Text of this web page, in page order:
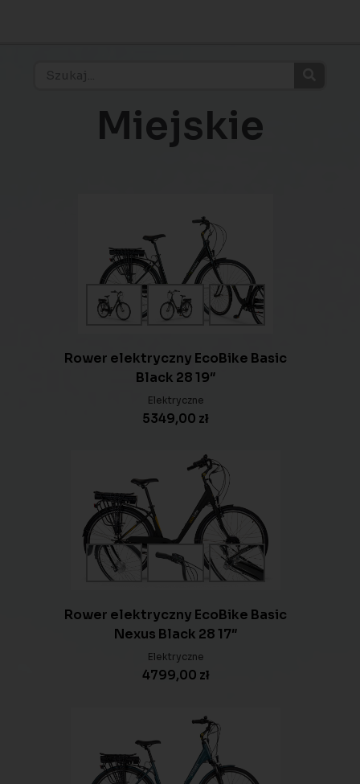
Miejskie
Rower elektryczny EcoBike Basic
Black 28 19″
Elektryczne
5349,00 zł
Rower elektryczny EcoBike Basic
Nexus Black 28 17″
Elektryczne
4799,00 zł